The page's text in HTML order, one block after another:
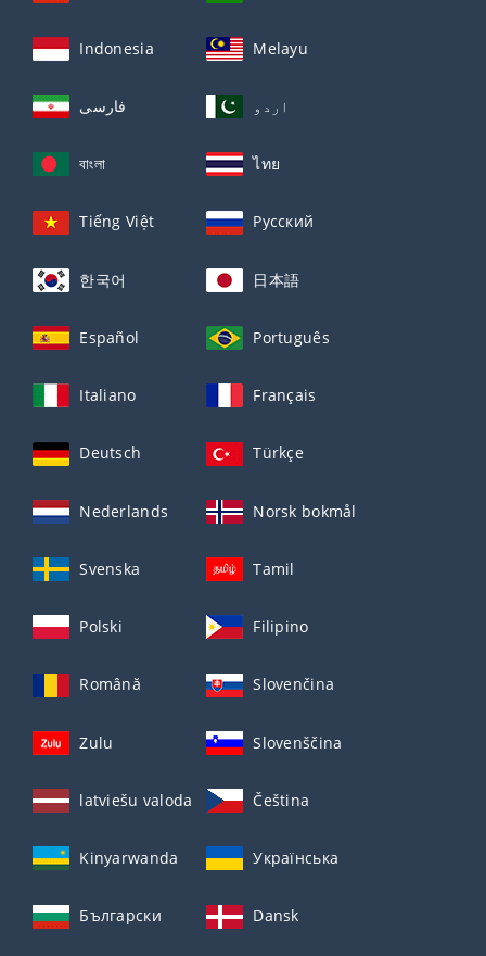
Indonesia Melayu
فارسی اردو
বাংলা ไทย
Tiếng Việt Русский
한국어 日本語
Español Português
Italiano Français
Deutsch Türkçe
Nederlands Norsk bokmål
Svenska Tamil
Polski Filipino
Română Slovenčina
Zulu Slovenščina
latviešu valoda Čeština
Kinyarwanda Українська
Български Dansk